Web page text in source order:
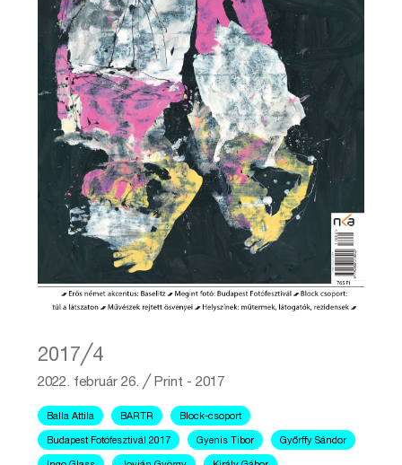
2017╱4
2022. február 26. ╱ Print - 2017
Balla Attila BARTR Block-csoport
Budapest Fotófesztivál 2017 Gyenis Tibor Győrffy Sándor